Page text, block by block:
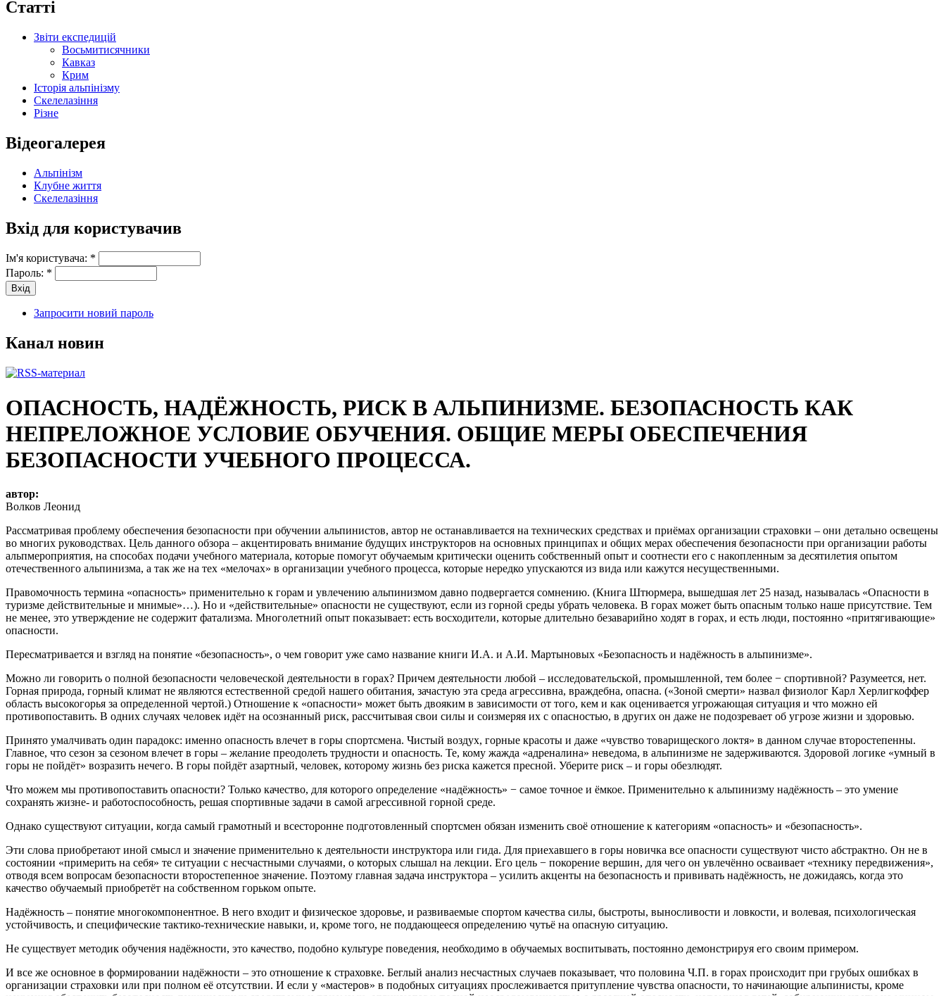
Статті
Звіти експедицій
Восьмитисячники
Кавказ
Крим
Історія альпінізму
Скелелазіння
Різне
Відеогалерея
Альпінізм
Клубне життя
Скелелазіння
Вхід для користувачив
Ім'я користувача: *
Пароль: *
Запросити новий пароль
Канал новин
ОПАСНОСТЬ, НАДЁЖНОСТЬ, РИСК В АЛЬПИНИЗМЕ. БЕЗОПАСНОСТЬ КАК
НЕПРЕЛОЖНОЕ УСЛОВИЕ ОБУЧЕНИЯ. ОБЩИЕ МЕРЫ ОБЕСПЕЧЕНИЯ
БЕЗОПАСНОСТИ УЧЕБНОГО ПРОЦЕССА.
автор:
Волков Леонид
Рассматривая проблему обеспечения безопасности при обучении альпинистов, автор не останавливается на технических средствах и приёмах организации страховки – они детально освещены
во многих руководствах. Цель данного обзора – акцентировать внимание будущих инструкторов на основных принципах и общих мерах обеспечения безопасности при организации работы
альпмероприятия, на способах подачи учебного материала, которые помогут обучаемым критически оценить собственный опыт и соотнести его с накопленным за десятилетия опытом
отечественного альпинизма, а так же на тех «мелочах» в организации учебного процесса, которые нередко упускаются из вида или кажутся несущественными.
Правомочность термина «опасность» применительно к горам и увлечению альпинизмом давно подвергается сомнению. (Книга Штюрмера, вышедшая лет 25 назад, называлась «Опасности в
туризме действительные и мнимые»…). Но и «действительные» опасности не существуют, если из горной среды убрать человека. В горах может быть опасным только наше присутствие. Тем
не менее, это утверждение не содержит фатализма. Многолетний опыт показывает: есть восходители, которые длительно безаварийно ходят в горах, и есть люди, постоянно «притягивающие»
опасности.
Пересматривается и взгляд на понятие «безопасность», о чем говорит уже само название книги И.А. и А.И. Мартыновых «Безопасность и надёжность в альпинизме».
Можно ли говорить о полной безопасности человеческой деятельности в горах? Причем деятельности любой – исследовательской, промышленной, тем более − спортивной? Разумеется, нет.
Горная природа, горный климат не являются естественной средой нашего обитания, зачастую эта среда агрессивна, враждебна, опасна. («Зоной смерти» назвал физиолог Карл Херлигкоффер
область высокогорья за определенной чертой.) Отношение к «опасности» может быть двояким в зависимости от того, кем и как оценивается угрожающая ситуация и что можно ей
противопоставить. В одних случаях человек идёт на осознанный риск, рассчитывая свои силы и соизмеряя их с опасностью, в других он даже не подозревает об угрозе жизни и здоровью.
Принято умалчивать один парадокс: именно опасность влечет в горы спортсмена. Чистый воздух, горные красоты и даже «чувство товарищеского локтя» в данном случае второстепенны.
Главное, что сезон за сезоном влечет в горы – желание преодолеть трудности и опасность. Те, кому жажда «адреналина» неведома, в альпинизме не задерживаются. Здоровой логике «умный в
горы не пойдёт» возразить нечего. В горы пойдёт азартный, человек, которому жизнь без риска кажется пресной. Уберите риск – и горы обезлюдят.
Что можем мы противопоставить опасности? Только качество, для которого определение «надёжность» − самое точное и ёмкое. Применительно к альпинизму надёжность – это умение
сохранять жизне- и работоспособность, решая спортивные задачи в самой агрессивной горной среде.
Однако существуют ситуации, когда самый грамотный и всесторонне подготовленный спортсмен обязан изменить своё отношение к категориям «опасность» и «безопасность».
Эти слова приобретают иной смысл и значение применительно к деятельности инструктора или гида. Для приехавшего в горы новичка все опасности существуют чисто абстрактно. Он не в
состоянии «примерить на себя» те ситуации с несчастными случаями, о которых слышал на лекции. Его цель − покорение вершин, для чего он увлечённо осваивает «технику передвижения»,
отводя всем вопросам безопасности второстепенное значение. Поэтому главная задача инструктора – усилить акценты на безопасность и прививать надёжность, не дожидаясь, когда это
качество обучаемый приобретёт на собственном горьком опыте.
Надёжность – понятие многокомпонентное. В него входит и физическое здоровье, и развиваемые спортом качества силы, быстроты, выносливости и ловкости, и волевая, психологическая
устойчивость, и специфические тактико-технические навыки, и, кроме того, не поддающееся определению чутьё на опасную ситуацию.
Не существует методик обучения надёжности, это качество, подобно культуре поведения, необходимо в обучаемых воспитывать, постоянно демонстрируя его своим примером.
И все же основное в формировании надёжности – это отношение к страховке. Беглый анализ несчастных случаев показывает, что половина Ч.П. в горах происходит при грубых ошибках в
организации страховки или при полном её отсутствии. И если у «мастеров» в подобных ситуациях прослеживается притупление чувства опасности, то начинающие альпинисты, кроме